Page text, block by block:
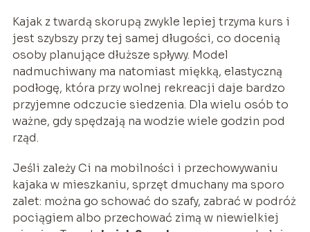
Kajak z twardą skorupą zwykle lepiej trzyma kurs i
jest szybszy przy tej samej długości, co docenią
osoby planujące dłuższe spływy. Model
nadmuchiwany ma natomiast miękką, elastyczną
podłogę, która przy wolnej rekreacji daje bardzo
przyjemne odczucie siedzenia. Dla wielu osób to
ważne, gdy spędzają na wodzie wiele godzin pod
rząd.
Jeśli zależy Ci na mobilności i przechowywaniu
kajaka w mieszkaniu, sprzęt dmuchany ma sporo
zalet: można go schować do szafy, zabrać w podróż
pociągiem albo przechować zimą w niewielkiej